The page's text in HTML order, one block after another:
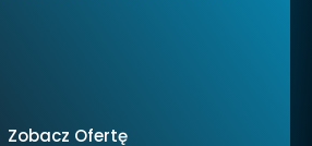
Zobacz Ofertę